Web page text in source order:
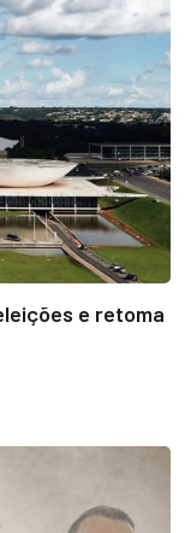
e retoma